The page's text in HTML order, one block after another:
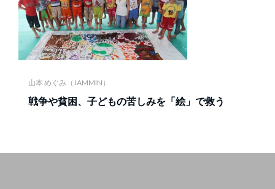
山本 めぐみ（JAMMIN）
戦争や貧困、子どもの苦しみを「絵」で救う